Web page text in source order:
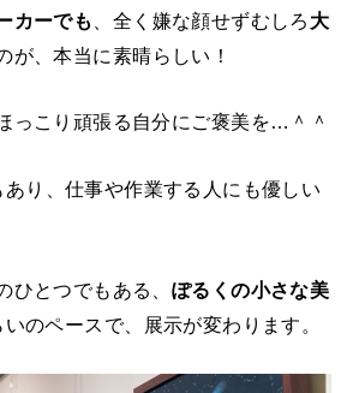
カーでも 、全く嫌な顔せずむしろ 大
が、本当に素晴らしい！
っこり頑張る自分にご褒美を…＾＾
あり、仕事や作業する人にも優しい
ひとつでもある、 ぽるくの小さな美
のペースで、展示が変わります。